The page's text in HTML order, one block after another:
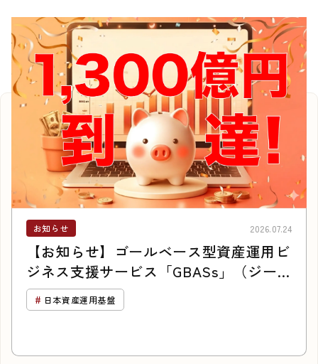
お知らせ 2026.07.24
【お知らせ】ゴールベース型資産運用ビ
ジネス支援サービス「GBASs」（ジーバ
ス）のご支援残高1,300億円突破
日本資産運用基盤